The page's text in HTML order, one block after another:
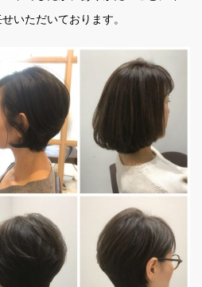
いただいております。